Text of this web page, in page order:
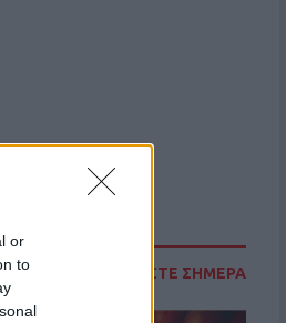
or
to
ΔΙΑΒΑΣΤΕ ΣΗΜΕΡΑ